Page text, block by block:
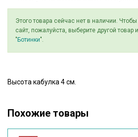
Этого товара сейчас нет в наличии.
сайт, пожалуйста, выберите другой товар
" Ботинки".
Высота кабулка 4 см.
Похожие товары